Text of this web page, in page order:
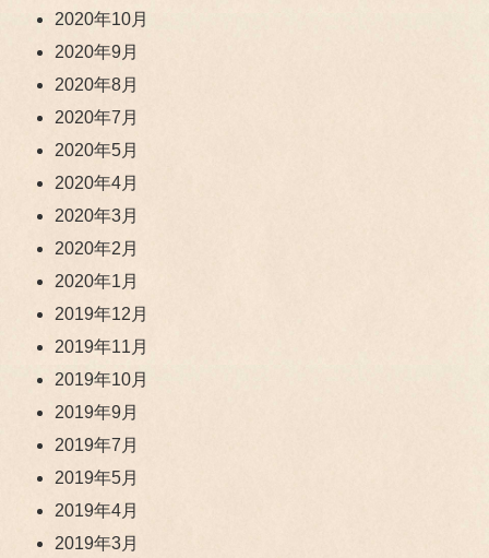
2020年10月
2020年9月
2020年8月
2020年7月
2020年5月
2020年4月
2020年3月
2020年2月
2020年1月
2019年12月
2019年11月
2019年10月
2019年9月
2019年7月
2019年5月
2019年4月
2019年3月